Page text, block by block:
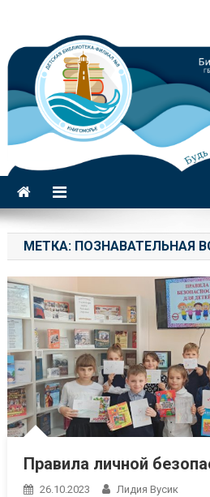
МЕТКА: ПОЗНАВАТЕЛЬНАЯ
Правила личной
26.10.2023 Лидия Вусик